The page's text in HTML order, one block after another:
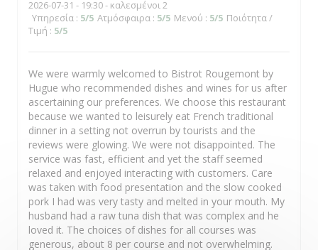
2026-07-31 - 19:30 - καλεσμένοι 2
Υπηρεσία : 5/5 Ατμόσφαιρα : 5/5 Μενού : 5/5 Ποιότητα /
Τιμή : 5/5
We were warmly welcomed to Bistrot Rougemont by
Hugue who recommended dishes and wines for us after
ascertaining our preferences. We choose this restaurant
because we wanted to leisurely eat French traditional
dinner in a setting not overrun by tourists and the
reviews were glowing. We were not disappointed. The
service was fast, efficient and yet the staff seemed
relaxed and enjoyed interacting with customers. Care
was taken with food presentation and the slow cooked
pork I had was very tasty and melted in your mouth. My
husband had a raw tuna dish that was complex and he
loved it. The choices of dishes for all courses was
generous, about 8 per course and not overwhelming.